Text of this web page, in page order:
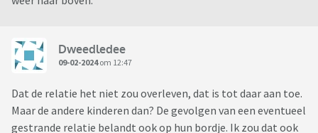
Dweedledee
09-02-2024om 12:47
Dat de relatie het niet zou overleven, dat is tot daar aan toe.
Maar de andere kinderen dan? De gevolgen van een eventueel
gestrande relatie belandt ook op hun bordje. Ik zou dat ook